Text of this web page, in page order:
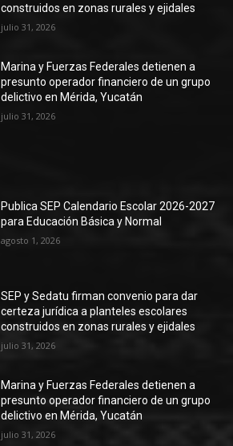
construidos en zonas rurales y ejidales
julio 31, 2026
Marina y Fuerzas Federales detienen a
presunto operador financiero de un grupo
delictivo en Mérida, Yucatán
julio 31, 2026
Publica SEP Calendario Escolar 2026-2027
para Educación Básica y Normal
agosto 1, 2026
SEP y Sedatu firman convenio para dar
certeza jurídica a planteles escolares
construidos en zonas rurales y ejidales
julio 31, 2026
Marina y Fuerzas Federales detienen a
presunto operador financiero de un grupo
delictivo en Mérida, Yucatán
julio 31, 2026